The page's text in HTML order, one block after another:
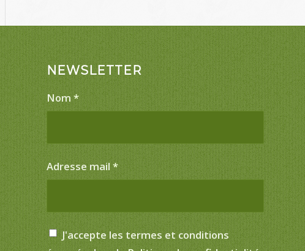
NEWSLETTER
Nom*
Adresse mail*
J'accepte les termes et conditions